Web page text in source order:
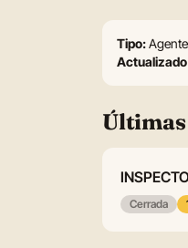
Tipo:
Cerrada